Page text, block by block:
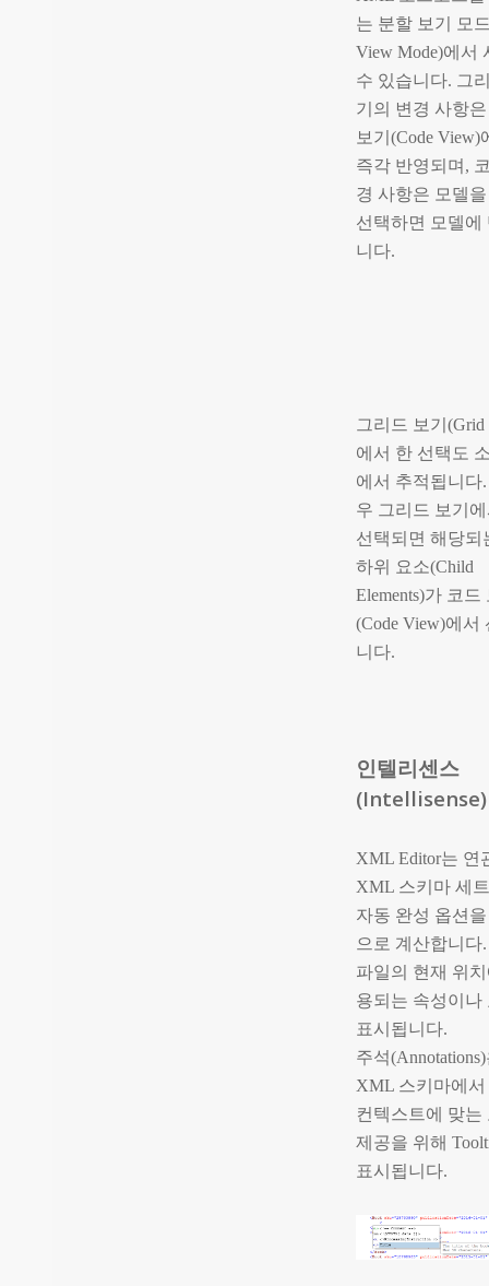
는 분할 보기 모
View Mode)에서
수 있습니다. 그
기의 변경 사항
보기(Code View)
즉각 반영되며,
경 사항은 모델
선택하면 모델에
니다.
그리드 보기(Grid
에서 한 선택도
에서 추적됩니다
우 그리드 보기
선택되면 해당되
하위 요소(Child
Elements)가 코드
(Code View)에서
니다.
인텔리센스
(Intellisense)
XML Editor는 연
XML 스키마 세
자동 완성 옵션
으로 계산합니다
파일의 현재 위
용되는 속성이나
표시됩니다.
주석
XML 스키마에
컨텍스트에 맞는
제공을 위해
표시됩니다.